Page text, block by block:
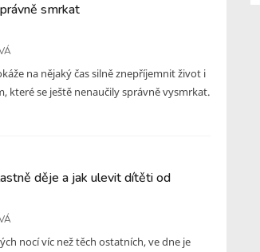
smrkat
na nějaký čas silně znepříjemnit život i
které se ještě nenaučily správně vysmrkat.
děje a jak ulevit dítěti od
nocí víc než těch ostatních, ve dne je